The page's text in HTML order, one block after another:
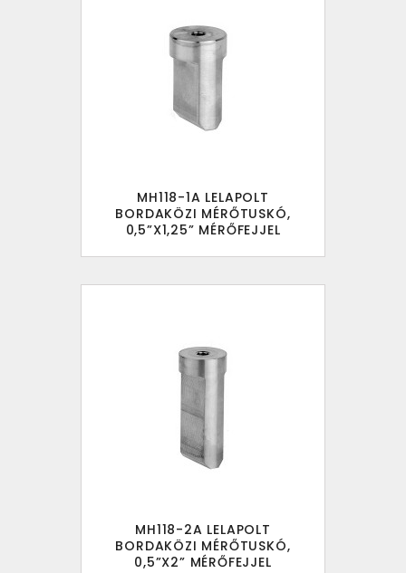
MH118-1A LELAPOLT
BORDAKÖZI MÉRŐTUSKÓ,
0,5”X1,25” MÉRŐFEJJEL
MH118-2A LELAPOLT
BORDAKÖZI MÉRŐTUSKÓ,
0,5”X2” MÉRŐFEJJEL